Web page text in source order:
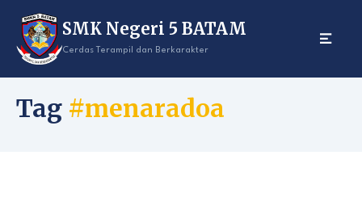
content
SMK Negeri 5 BATAM
Cerdas Terampil dan Berkarakter
Tag #menaradoa